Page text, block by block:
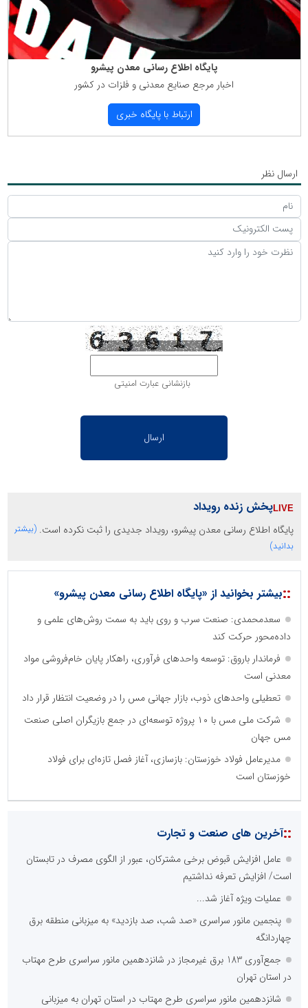
پایگاه اطلاع رسانی معدن پیشرو
اخبار مرجع صنایع معدنی و فلزات در كشور
ارتباط با پایگاه خبری
ارسال نظر
بازنشانی عبارت امنیتی
پخش زنده رویداد
پایگاه اطلاع رسانی معدن پیشرو، رویداد جدیدی را ثبت نکرده است. (بیشتر
بدانید)
::بیشتر بخوانید از «پایگاه اطلاع رسانی معدن پیشرو»
سعدمحمدی: صنعت سرب و روی باید به سمت روش‌های علمی و
داده‌محور حرکت کند
فرماندار باروق: توسعه واحدهای فرآوری، راهکار پایان خام‌فروشی مواد
معدنی است
تعطیلی واحدهای ذوب، بازار جهانی مس را در وضعیت انتظار قرار داد
شرکت ملی مس با ۱۰ پروژه توسعه‌ای در جمع بازیگران اصلی صنعت
مس جهان
مدیرعامل فولاد خوزستان: بازسازی، آغاز فصل تازه‌ای برای فولاد
خوزستان است
::آخرین های صنعت و تجارت
عامل افزایش قبوض برخی مشترکان، عبور از الگوی مصرف در تابستان
است/ افزایش تعرفه نداشتیم
عملیات ویژه آغاز شد...
پنجمین مانور سراسری «صد شب، صد بازدید» به میزبانی منطقه برق
چهاردانگه
جمع‌آوری 183 برق غیرمجاز در شانزدهمین مانور سراسری طرح مهتاب
در استان تهران
شانزدهمین مانور سراسری طرح مهتاب در استان تهران به میزبانی